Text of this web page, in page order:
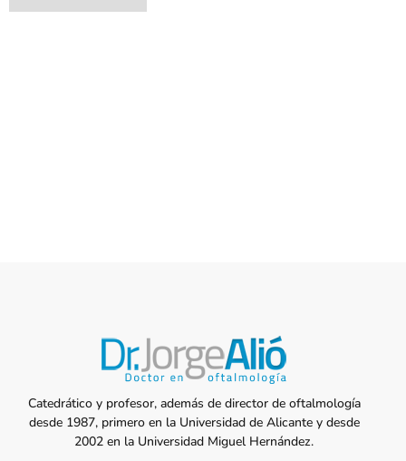
Catedrático y profesor, además de director de oftalmología
desde 1987, primero en la Universidad de Alicante y desde
2002 en la Universidad Miguel Hernández.